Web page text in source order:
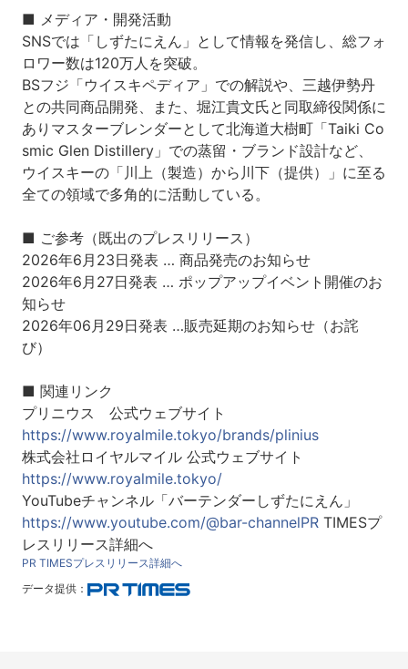
■ メディア・開発活動
SNSでは「しずたにえん」として情報を発信し、総フォ
ロワー数は120万人を突破。
BSフジ「ウイスキペディア」での解説や、三越伊勢丹
との共同商品開発、また、堀江貴文氏と同取締役関係に
ありマスターブレンダーとして北海道大樹町「Taiki Co
smic Glen Distillery」での蒸留・ブランド設計など、
ウイスキーの「川上（製造）から川下（提供）」に至る
全ての領域で多角的に活動している。
■ ご参考（既出のプレスリリース）
2026年6月23日発表 … 商品発売のお知らせ
2026年6月27日発表 … ポップアップイベント開催のお
知らせ
2026年06月29日発表 …販売延期のお知らせ（お詫
び）
■ 関連リンク
プリニウス 公式ウェブサイト
https://www.royalmile.tokyo/brands/plinius
株式会社ロイヤルマイル 公式ウェブサイト
https://www.royalmile.tokyo/
YouTubeチャンネル「バーテンダーしずたにえん」
https://www.youtube.com/@bar-channelPRTIMESプ
レスリリース詳細へ
PR TIMESプレスリリース詳細へ
データ提供：